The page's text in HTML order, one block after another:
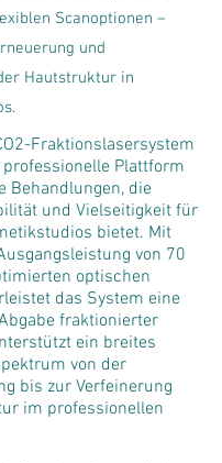
Scanoptionen –
und
Hautstruktur in
Fraktionslasersystem
professionelle Plattform
Behandlungen, die
und Vielseitigkeit für
bietet. Mit
von 70
optischen
das System eine
fraktionierter
ein breites
von der
bis zur Verfeinerung
im professionellen